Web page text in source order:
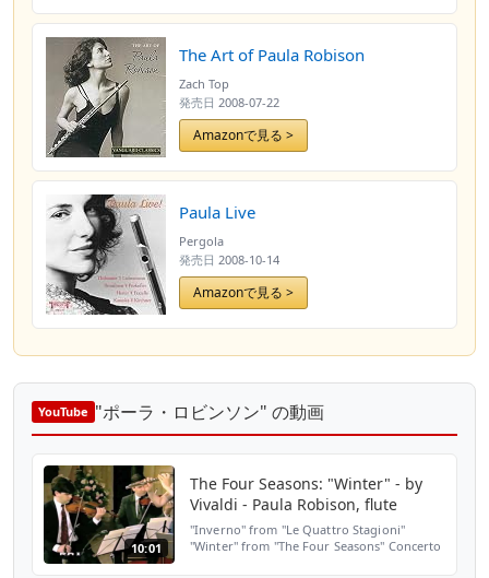
The Art of Paula Robison
Zach Top
発売日 2008-07-22
Amazonで見る >
Paula Live
Pergola
発売日 2008-10-14
Amazonで見る >
YouTube "ポーラ・ロビンソン" の動画
10:01
The Four Seasons: "Winter" - by
Vivaldi - Paula Robison, flute
"Inverno" from "Le Quattro Stagioni"
"Winter" from "The Four Seasons" Concerto